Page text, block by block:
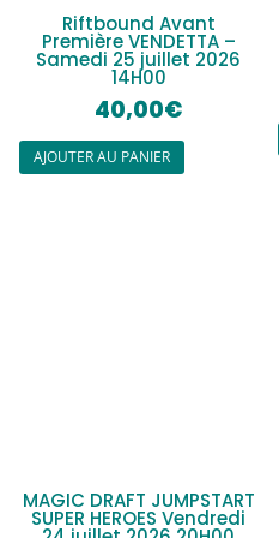
Riftbound Avant
Première VENDETTA –
Samedi 25 juillet 2026
14H00
40,00€
AJOUTER AU PANIER
MAGIC DRAFT JUMPSTART
SUPER HEROES Vendredi